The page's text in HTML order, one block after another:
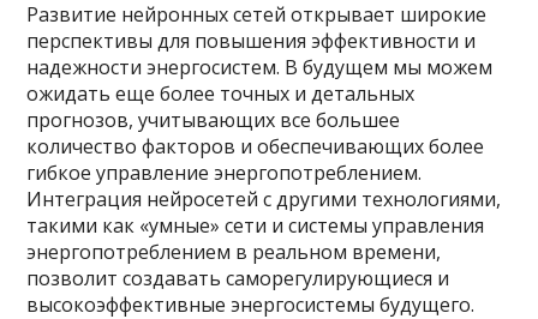
Развитие нейронных сетей открывает широкие
перспективы для повышения эффективности и
надежности энергосистем. В будущем мы можем
ожидать еще более точных и детальных
прогнозов, учитывающих все большее
количество факторов и обеспечивающих более
гибкое управление энергопотреблением.
Интеграция нейросетей с другими технологиями,
такими как «умные» сети и системы управления
энергопотреблением в реальном времени,
позволит создавать саморегулирующиеся и
высокоэффективные энергосистемы будущего.